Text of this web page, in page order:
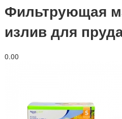
Фильтрующая
излив для
0.00